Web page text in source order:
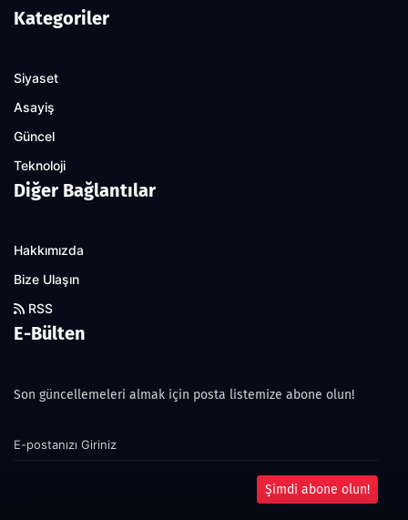
Kategoriler
Siyaset
Asayiş
Güncel
Teknoloji
Diğer Bağlantılar
Hakkımızda
Bize Ulaşın
RSS
E-Bülten
Son güncellemeleri almak için posta listemize abone olun!
Şimdi abone olun!